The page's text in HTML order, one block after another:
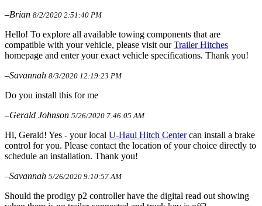
–Brian 8/2/2020 2:51:40 PM
Hello! To explore all available towing components that are
compatible with your vehicle, please visit ourTrailer Hitches
homepage and enter your exact vehicle specifications. Thank you!
–Savannah 8/3/2020 12:19:23 PM
Do you install this for me
–Gerald Johnson 5/26/2020 7:46:05 AM
Hi, Gerald! Yes - your local U-Haul Hitch Centercan install a brake
control for you. Please contact the location of your choice directly to
schedule an installation. Thank you!
–Savannah 5/26/2020 9:10:57 AM
Should the prodigy p2 controller have the digital read out showing